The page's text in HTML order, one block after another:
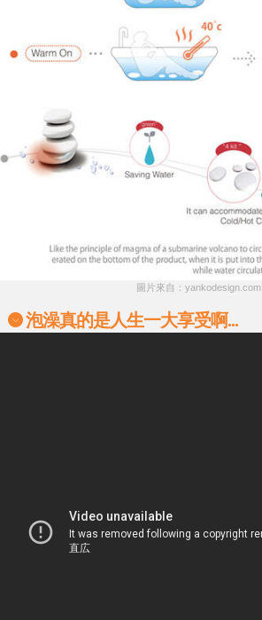
圖片來自：yankodesign.com
泡澡真的是人生一大享受啊...